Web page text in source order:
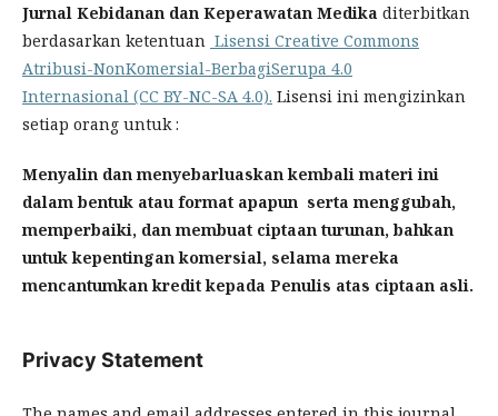
Jurnal Kebidanan dan Keperawatan Medika diterbitkan
berdasarkan ketentuan Lisensi Creative Commons
Atribusi-NonKomersial-BerbagiSerupa 4.0
Internasional (CC BY-NC-SA 4.0). Lisensi ini mengizinkan
setiap orang untuk :
Menyalin dan menyebarluaskan kembali materi ini
dalam bentuk atau format apapun serta menggubah,
memperbaiki, dan membuat ciptaan turunan, bahkan
untuk kepentingan komersial, selama mereka
mencantumkan kredit kepada Penulis atas ciptaan asli.
Privacy Statement